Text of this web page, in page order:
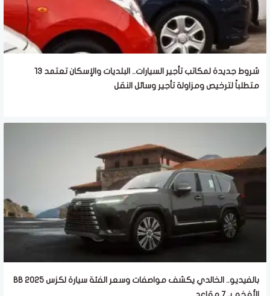
شروط جديدة لمكاتب تأجير السيارات.. البلديات والإسكان تعتمد 13
متطلباً لترخيص ومزاولة تأجير وسائل النقل
بالفيديو.. الخالدي يكشف مواصفات وسعر الفئة سيارة لكزس BB 2025